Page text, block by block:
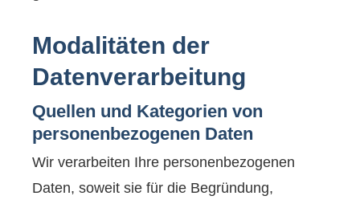
Modalitäten der
Datenverarbeitung
Quellen und Kategorien von
personenbezogenen Daten
Wir verarbeiten Ihre personenbezogenen
Daten, soweit sie für die Begründung,